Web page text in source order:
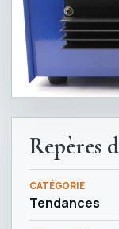
Repères
CATÉGORIE
Tendances